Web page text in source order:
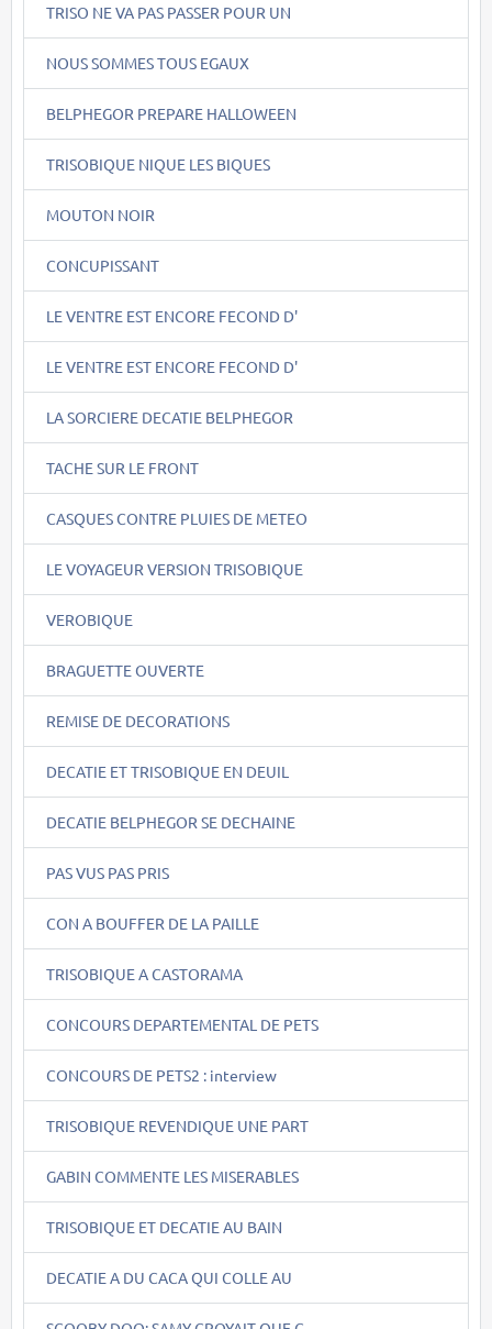
TRISO NE VA PAS PASSER POUR UN
NOUS SOMMES TOUS EGAUX
BELPHEGOR PREPARE HALLOWEEN
TRISOBIQUE NIQUE LES BIQUES
MOUTON NOIR
CONCUPISSANT
LE VENTRE EST ENCORE FECOND D'
LE VENTRE EST ENCORE FECOND D'
LA SORCIERE DECATIE BELPHEGOR
TACHE SUR LE FRONT
CASQUES CONTRE PLUIES DE METEO
LE VOYAGEUR VERSION TRISOBIQUE
VEROBIQUE
BRAGUETTE OUVERTE
REMISE DE DECORATIONS
DECATIE ET TRISOBIQUE EN DEUIL
DECATIE BELPHEGOR SE DECHAINE
PAS VUS PAS PRIS
CON A BOUFFER DE LA PAILLE
TRISOBIQUE A CASTORAMA
CONCOURS DEPARTEMENTAL DE PETS
CONCOURS DE PETS2 : interview
TRISOBIQUE REVENDIQUE UNE PART
GABIN COMMENTE LES MISERABLES
TRISOBIQUE ET DECATIE AU BAIN
DECATIE A DU CACA QUI COLLE AU